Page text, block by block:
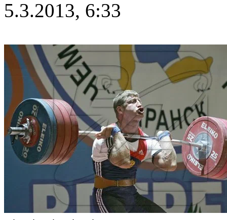
5.3.2013, 6:33